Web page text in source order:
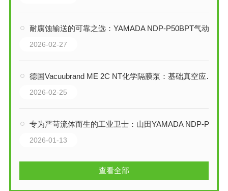
耐腐蚀输送的可靠之选：YAMADA NDP-P50BPT气动隔膜泵技术解析
2026-02-27
德国Vacuubrand ME 2C NT化学隔膜泵：基础真空应用的耐用之选
2026-02-25
专为严苛流体而生的工业卫士：山田YAMADA NDP-P50系列高耐腐蚀隔膜泵
2026-01-13
查看全部